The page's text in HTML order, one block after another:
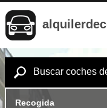
Buscar coches
Recogida